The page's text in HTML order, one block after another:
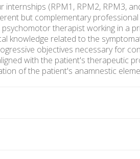
(RPM1, RPM2, RPM3,
but complementary
therapist working in a
knowledge related to the
objectives necessary for
with the patient's therapeutic
of the patient's anamnestic